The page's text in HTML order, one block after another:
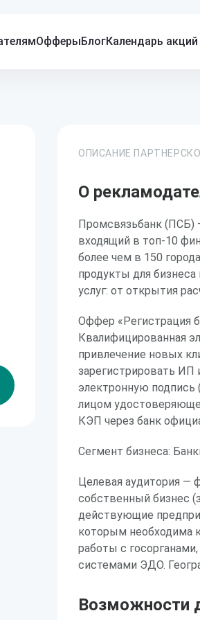
ОфферыБлогКалендарь акций
ОПИСАНИЕ
О
Промсвязьбанк (ПСБ)
входящий в топ-10
более чем в 150
продукты для
услуг: от открытия
Оффер «Регистрация
Квалифицированная
привлечение новых
зарегистрировать ИП
электронную
лицом
КЭП через банк
Сегмент бизнеса:
Целевая аудитория —
собственный бизнес
действующие
которым необходима
работы с
системами ЭДО.
Возможности